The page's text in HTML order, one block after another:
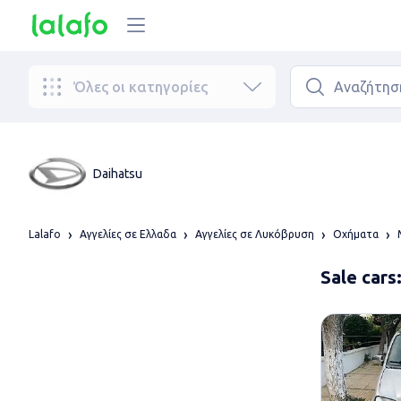
Όλες οι κατηγορίες
Daihatsu
Lalafo Αγγελίες σε Ελλαδα Αγγελίες σε Λυκόβρυση Οχήματα
Sale